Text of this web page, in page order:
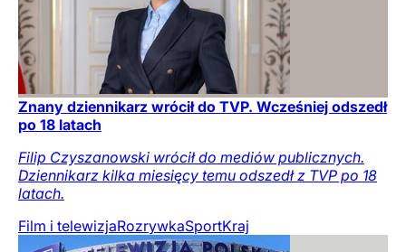
Znany dziennikarz wrócił do TVP. Wcześniej odszedł
po 18 latach
Filip Czyszanowski wrócił do mediów publicznych.
Dziennikarz kilka miesięcy temu odszedł z TVP po 18
latach.
Film i telewizjaRozrywkaSportKraj